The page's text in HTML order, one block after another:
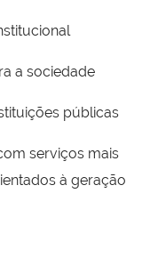
a sociedade
públicas
serviços mais
à geração